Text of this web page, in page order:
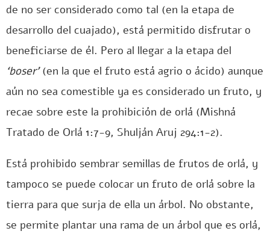
de no ser considerado como tal (en la etapa de
desarrollo del cuajado), está permitido disfrutar o
beneficiarse de él. Pero al llegar a la etapa del
‘boser’(en la que el fruto está agrio o ácido) aunque
aún no sea comestible ya es considerado un fruto, y
recae sobre este la prohibición de orlá (Mishná
Tratado de Orlá 1:7-9, Shulján Aruj 294:1-2).
Está prohibido sembrar semillas de frutos de orlá, y
tampoco se puede colocar un fruto de orlá sobre la
tierra para que surja de ella un árbol. No obstante,
se permite plantar una rama de un árbol que es orlá,